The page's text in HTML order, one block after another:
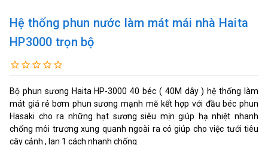
Hệ thống phun nước làm mát mái nhà Haita
HP3000 trọn bộ
Bộ phun sương Haita HP-3000 40 béc ( 40M dây ) hệ thống làm
mát giá rẻ bơm phun sương mạnh mẽ kết hợp với đầu béc phun
Hasaki cho ra những hạt sương siêu mịn giúp hạ nhiệt nhanh
chống môi trương xung quanh ngoài ra có giúp cho việc tưới tiêu
cây cảnh , lan 1 cách nhanh chống